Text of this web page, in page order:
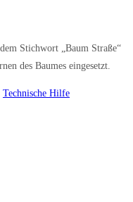
Stichwort „Baum Straße“
des Baumes eingesetzt.
Technische Hilfe